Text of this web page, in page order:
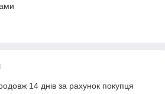
14 днів за рахунок покупця